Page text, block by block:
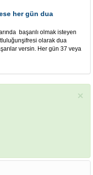
her gün dua
başarılı olmak isteyen
olarak dua
versin. Her gün 37 veya
×